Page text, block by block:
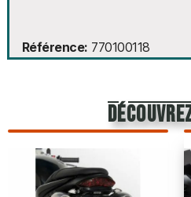
Référence 770100118